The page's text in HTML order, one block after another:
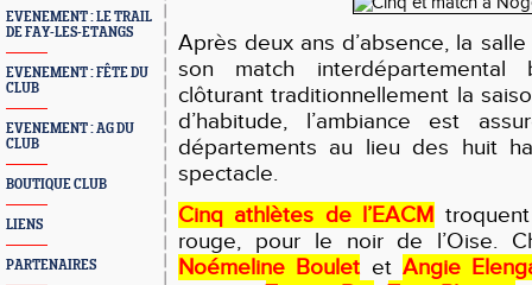
EVENEMENT : LE TRAIL
DE FAY-LES-ETANGS
EVENEMENT : FÊTE DU
CLUB
EVENEMENT : AG DU
CLUB
BOUTIQUE CLUB
LIENS
PARTENAIRES
Après deux ans d’absence, la
son match interdépartemental
clôturant traditionnellement la
d’habitude, l’ambiance est
départements au lieu des huit
spectacle.
Cinq athlètes de l’EACM
rouge, pour le noir de l’Oise.
Noémeline Boulet et Angie Ele